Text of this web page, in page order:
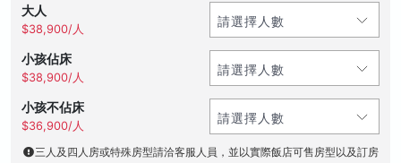
大人
$38,900/人
小孩佔床
$38,900/人
小孩不佔床
$36,900/人
三人及四人房或特殊房型請洽客服人員，並以實際飯店可售房型以及訂房